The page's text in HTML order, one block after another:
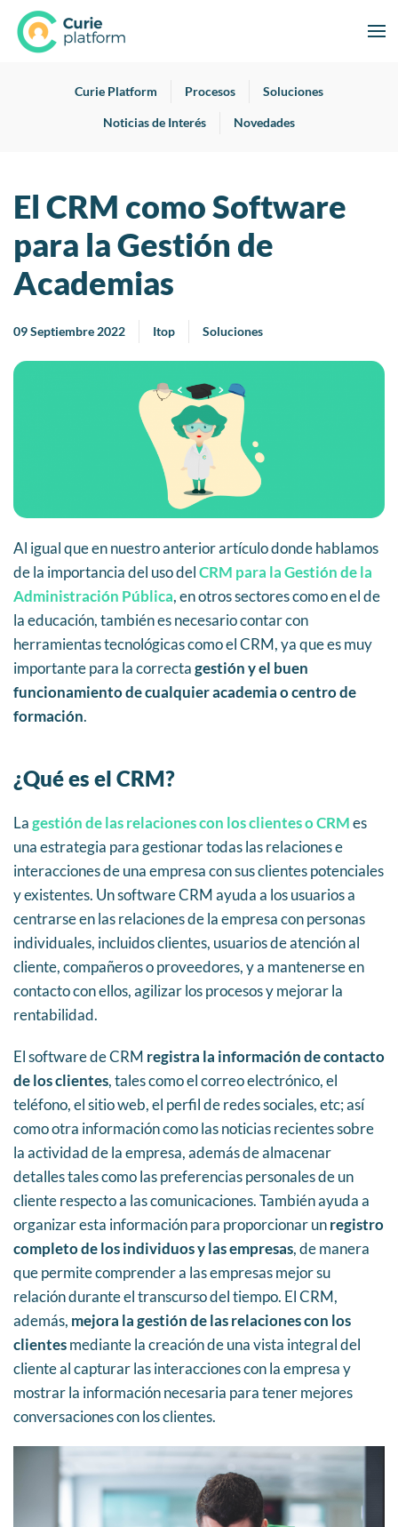
Curie Platform Procesos Soluciones
Noticias de Interés Novedades
El CRM como Software
para la Gestión de
Academias
09 Septiembre 2022 Itop Soluciones
Al igual que en nuestro anterior artículo donde hablamos
de la importancia del uso delCRM para la Gestión de la
Administración Pública, en otros sectores como en el de
la educación, también es necesario contar con
herramientas tecnológicas como el CRM, ya que es muy
importante para la correctagestión y el buen
funcionamiento de cualquier academia o centro de
formación.
¿Qué es el CRM?
Lagestión de las relaciones con los clientes o CRMes
una estrategia para gestionar todas las relaciones e
interacciones de una empresa con sus clientes potenciales
y existentes. Un software CRM ayuda a los usuarios a
centrarse en las relaciones de la empresa con personas
individuales, incluidos clientes, usuarios de atención al
cliente, compañeros o proveedores, y a mantenerse en
contacto con ellos, agilizar los procesos y mejorar la
rentabilidad.
El software de CRM registra la información de contacto
de los clientes, tales como el correo electrónico, el
teléfono, el sitio web, el perfil de redes sociales, etc; así
como otra información como las noticias recientes sobre
la actividad de la empresa, además de almacenar
detalles tales como las preferencias personales de un
cliente respecto a las comunicaciones. También ayuda a
organizar esta información para proporcionar unregistro
completo de los individuos y las empresas, de manera
que permite comprender a las empresas mejor su
relación durante el transcurso del tiempo. El CRM,
además, mejora la gestión de las relaciones con los
clientesmediante la creación de una vista integral del
cliente al capturar las interacciones con la empresa y
mostrar la información necesaria para tener mejores
conversaciones con los clientes.